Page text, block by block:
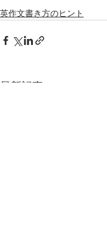
英作文書き方のヒント
最新記事